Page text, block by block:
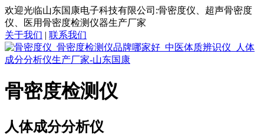
欢迎光临山东国康电子科技有限公司:骨密度仪、超声骨密度
仪、医用骨密度检测仪器生产厂家
关于我们 | 联系我们
骨密度检测仪
人体成分分析仪